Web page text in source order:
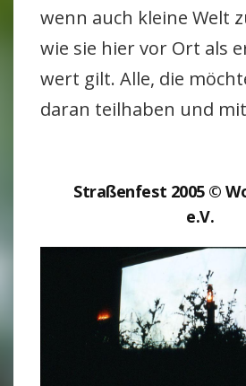
wenn auch kleine Welt
wie sie hier vor Ort als
wert gilt. Alle, die
daran teil­haben und
Stra­ßen­fest 2005 ©
e.V.